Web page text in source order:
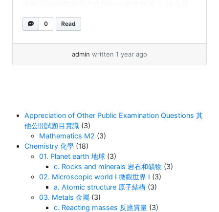
它們，我們可以創造出驚人的發明——從高速網路
到閃耀的珠寶！
普通反射？ 普通反射发生在光线碰到表面并反弹
时。例如： 普通反射的关键特点： 什么是全内反
下发生： 当这些条件满足时，所有光线都会反射
分穿透） 不行（完全反射） 为什么要区分这两
者？ 科学家和工程师区分它们的原因包括： 结论
普通反射和全内反射都涉及光线的反弹，但它们的
运作方式不同。普通反射随处可见，而全内反射需
要特殊条件，并在科技中有独特的应用。通过理解
它们，我们可以创造出惊人的发明——从高速网络
到闪耀的珠宝！
0 Read
admin written 1 year ago
Appreciation of Other Public Examination Questions 其
他公開試題目賞識 (3)
Mathematics M2 (3)
Chemistry 化學 (18)
01. Planet earth 地球 (3)
c. Rocks and minerals 岩石和礦物 (3)
02. Microscopic world I 微觀世界 I (3)
a. Atomic structure 原子結構 (3)
03. Metals 金屬 (3)
c. Reacting masses 反應質量 (3)